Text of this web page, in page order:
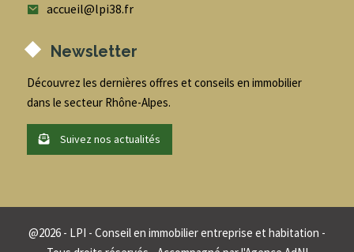
accueil@lpi38.fr
Newsletter
Découvrez les dernières offres et conseils en immobilier
dans le secteur Rhône-Alpes.
Suivez nos actualités
@2026 - LPI - Conseil en immobilier entreprise et habitation -